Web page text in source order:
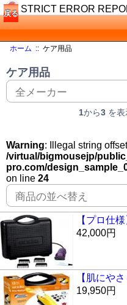
STRICT ERROR
戻る
ホーム :: ケア用品
ケア用品
1から3 を
Warning: Illegal string
/virtual/bigmousejp/
pro.com/
on line 24
【プロ仕
42,000円
【肌にや
19,950円